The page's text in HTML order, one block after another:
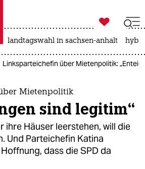
taz zahl ich
taz zahl ich

taz zahl ich
landtagswahl in sachsen-anhalt
Linksparteichefin über Mietenpolitik:
Mietenpolitik
sind legitim“
ihre Häuser leerstehen, will die
Und Parteichefin Katina
dass die SPD da